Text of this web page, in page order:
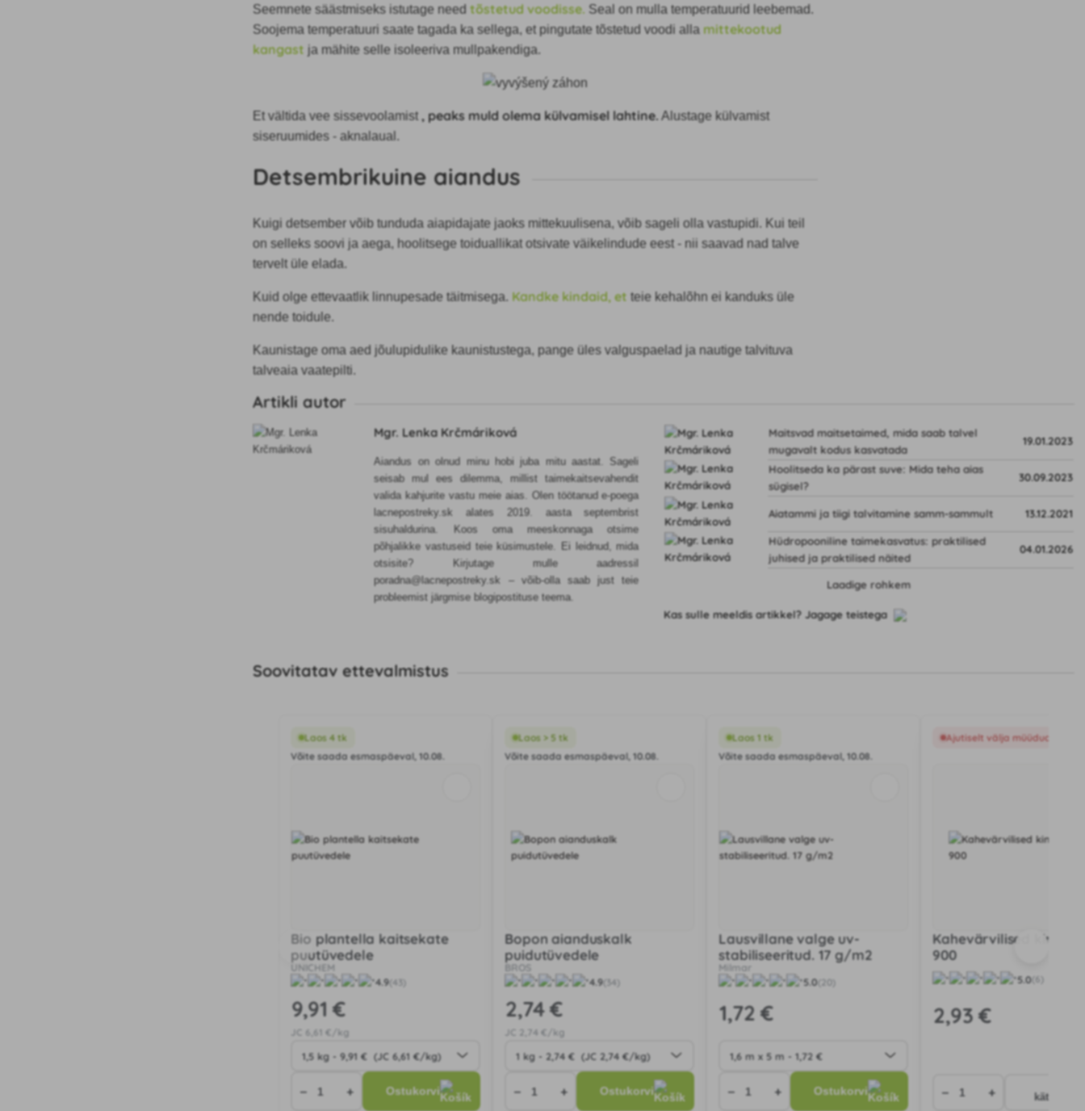
Seemnete säästmiseks istutage needtõstetud voodisse. Seal on mulla temperatuurid leebemad.
Soojema temperatuuri saate tagada ka sellega, et pingutate tõstetud voodi allamittekootud
kangast ja mähite selle isoleeriva mullpakendiga.
Et vältida vee sissevoolamist , peaks muld olema külvamisel lahtine. Alustage külvamist
siseruumides - aknalaual.
Detsembrikuine aiandus
Kuigi detsember võib tunduda aiapidajate jaoks mittekuulisena, võib sageli olla vastupidi. Kui teil
on selleks soovi ja aega, hoolitsege toiduallikat otsivate väikelindude eest - nii saavad nad talve
tervelt üle elada.
Kuid olge ettevaatlik linnupesade täitmisega. Kandke kindaid, et teie kehalõhn ei kanduks üle
nende toidule.
Kaunistage oma aed jõulupidulike kaunistustega, pange üles valguspaelad ja nautige talvituva
talveaia vaatepilti.
Artikli autor
Mgr. Lenka Krčmáriková
Aiandus on olnud minu hobi juba mitu aastat. Sageli
seisab mul ees dilemma, millist taimekaitsevahendit
valida kahjurite vastu meie aias. Olen töötanud e-poega
lacnepostreky.sk alates 2019. aasta septembrist
sisuhaldurina. Koos oma meeskonnaga otsime
põhjalikke vastuseid teie küsimustele. Ei leidnud, mida
otsisite? Kirjutage mulle aadressil
poradna@lacnepostreky.sk – võib-olla saab just teie
probleemist järgmise blogipostituse teema.
Maitsvad maitsetaimed, mida saab talvel
mugavalt kodus kasvatada
19.01.2023
Hoolitseda ka pärast suve: Mida teha aias
sügisel?
30.09.2023
Aiatammi ja tiigi talvitamine samm-sammult 13.12.2021
Hüdropooniline taimekasvatus: praktilised
juhised ja praktilised näited
04.01.2026
Laadige rohkem
Kas sulle meeldis artikkel? Jagage teistega
Soovitatav ettevalmistus
Laos 4 tk
Võite saada esmaspäeval, 10.08.
Bio plantella kaitsekate
puutüvedele
UNICHEM
4.9(43)
9,91 €
6 ,61 €/kg
− + Ostukorvi
Laos > 5 tk
Võite saada esmaspäeval, 10.08.
Bopon aianduskalk
puidutüvedele
BROS
4.9(34)
2,74 €
2 ,74 €/kg
− + Ostukorvi
Laos 1 tk
Võite saada esmaspäeval, 10.08.
Lausvillane valge uv-
stabiliseeritud. 17 g/m2
Milmar
5.0(20)
1,72 €
− + Ostukorvi
Ajutiselt välja müüdud
Kahevärvilised kindad
900
5.0(6)
2,93 €
− +